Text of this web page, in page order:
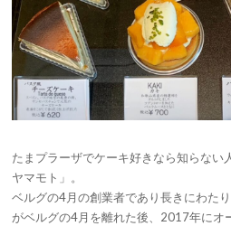
たまプラーザでケーキ好きなら知らない
ヤマモト」。
ベルグの4月の創業者であり長きにわた
がベルグの4月を離れた後、2017年にオ